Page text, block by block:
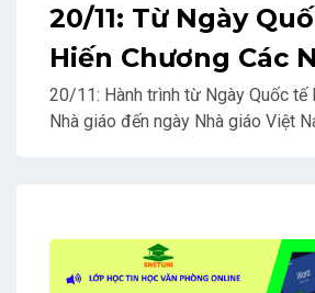
20/11: Từ Ngày
Hiến Chương Các
Đến Ngày Nhà
Nam
20/11: Hành trình từ Ngày Quốc tế
Nhà giáo đến ngày Nhà giáo Việt